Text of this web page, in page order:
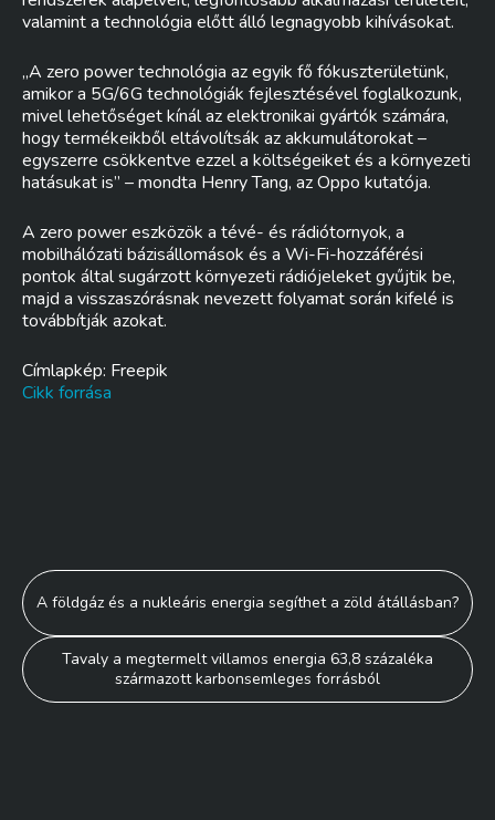
valamint a technológia előtt álló legnagyobb kihívásokat.
„A zero power technológia az egyik fő fókuszterületünk,
amikor a 5G/6G technológiák fejlesztésével foglalkozunk,
mivel lehetőséget kínál az elektronikai gyártók számára,
hogy termékeikből eltávolítsák az akkumulátorokat –
egyszerre csökkentve ezzel a költségeiket és a környezeti
hatásukat is” – mondta Henry Tang, az Oppo kutatója.
A zero power eszközök a tévé- és rádiótornyok, a
mobilhálózati bázisállomások és a Wi-Fi-hozzáférési
pontok által sugárzott környezeti rádiójeleket gyűjtik be,
majd a visszaszórásnak nevezett folyamat során kifelé is
továbbítják azokat.
Címlapkép: Freepik
Cikk forrása
Bejegyzés
navigáció
A földgáz és a nukleáris energia segíthet a zöld átállásban?
Tavaly a megtermelt villamos energia 63,8 százaléka
származott karbonsemleges forrásból